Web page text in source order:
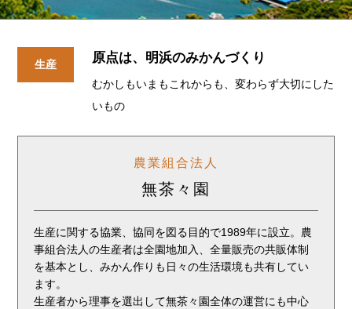
生産 原点は、明浜のみかんづくり
むかしもいまもこれからも、変わらず大切にした
いもの
農業組合法人
無茶々園
生産に関する協業、協同を図る目的で1989年に設立。農
事組合法人の生産者は全園地加入、全量販売の共販体制
を基本とし、みかん作りも日々の生活環境も共有してい
ます。
生産者から理事を選出して無茶々園全体の運営にも中心